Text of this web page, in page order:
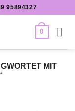
95894327
0
MIT